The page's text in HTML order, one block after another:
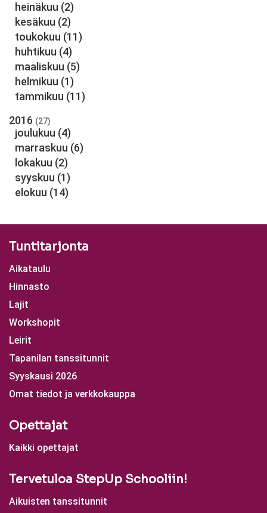
heinäkuu (2)
kesäkuu (2)
toukokuu (11)
huhtikuu (4)
maaliskuu (5)
helmikuu (1)
tammikuu (11)
2016 (27)
joulukuu (4)
marraskuu (6)
lokakuu (2)
syyskuu (1)
elokuu (14)
Tuntitarjonta
Aikataulu
Hinnasto
Lajit
Workshopit
Leirit
Tapanilan tanssitunnit
Syyskausi 2026
Omat tiedot ja verkkokauppa
Opettajat
Kaikki opettajat
Tervetuloa StepUp Schooliin!
Aikuisten tanssitunnit